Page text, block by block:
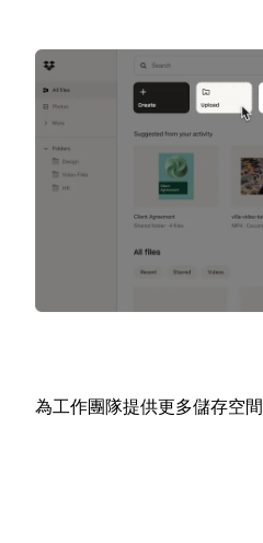
為工作團隊提供更多儲存空間